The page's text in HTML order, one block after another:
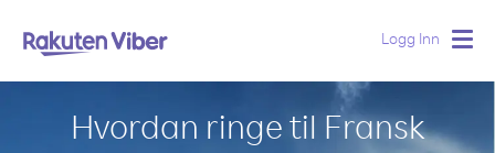
Logg Inn
Hvordan ringe til Fransk